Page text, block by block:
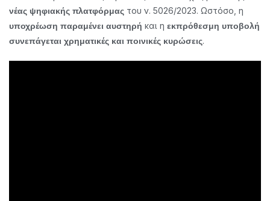
νέας ψηφιακής πλατφόρμας του ν. 5026/2023. Ωστόσο, η
υποχρέωση παραμένει αυστηρή και η εκπρόθεσμη υποβολή
συνεπάγεται χρηματικές και ποινικές κυρώσεις.